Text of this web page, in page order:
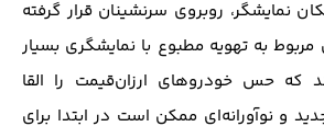
نمایشگر، روبروی سرنشینان قرار گرفته
به تهویه مطبوع با نمایشگری بسیار
که حس خودروهای ارزان‌قیمت را القا
و نوآورانه‌ای ممکن است در ابتدا برای